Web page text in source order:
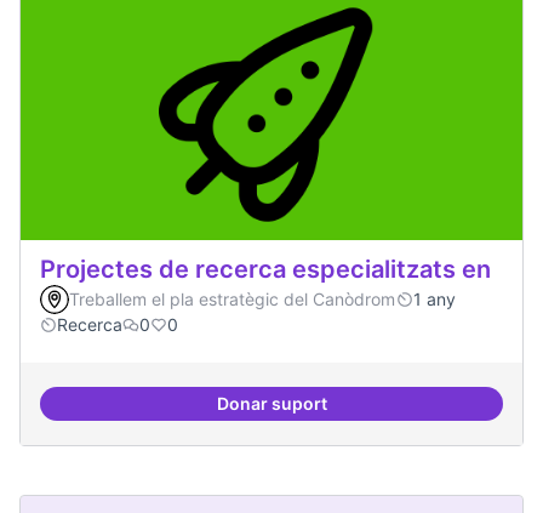
Projectes de recerca especialitzats en
Treballem el pla estratègic del Canòdrom
1 any
Recerca
0 0
Donar suportProjectes de recerca